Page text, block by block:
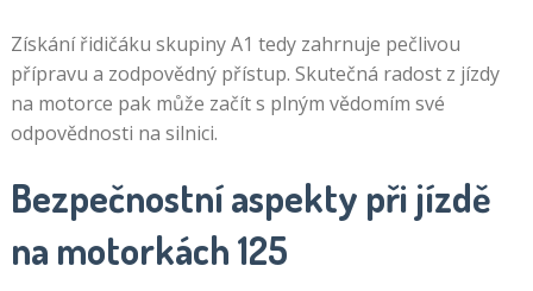
Získání řidičáku skupiny A1 tedy zahrnuje pečlivou
přípravu a zodpovědný přístup. Skutečná radost z jízdy
na motorce pak může začít s plným vědomím své
odpovědnosti na silnici.
Bezpečnostní aspekty při jízdě
na motorkách 125